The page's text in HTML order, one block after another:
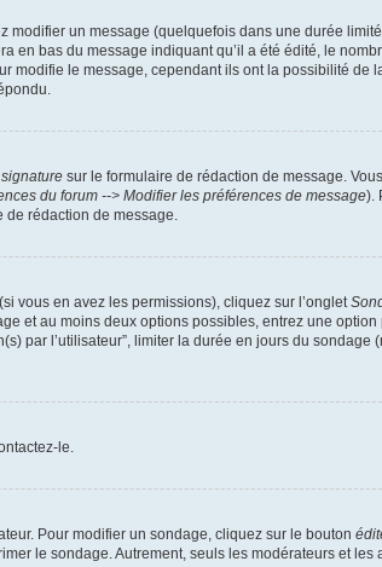
modifier un message (quelquefois dans une durée
en bas du message indiquant qu’il a été édité, le
modifie le message, cependant ils ont la possibilité de
sur le formulaire de rédaction de message.
du forum --> Modifier les préférences de message).
rédaction de message.
vous en avez les permissions), cliquez sur l’onglet
et au moins deux options possibles, entrez une
par l’utilisateur”, limiter la durée en jours du sondage
le.
Pour modifier un sondage, cliquez sur le bouton
le sondage. Autrement, seuls les modérateurs et les